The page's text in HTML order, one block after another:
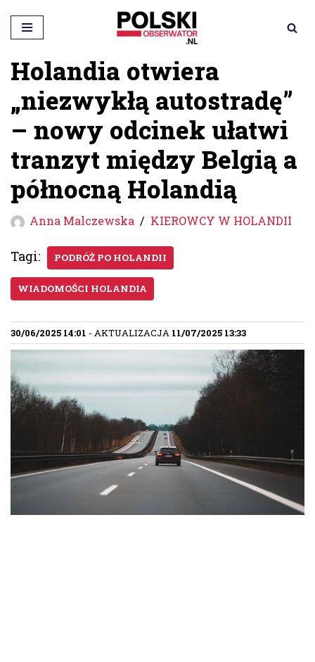
Przejdź
do
treści
Holandia otwiera
„niezwykłą autostradę”
– nowy odcinek ułatwi
tranzyt między Belgią a
północną Holandią
Anna Malczewska KIEROWCY W HOLANDII
Tagi: PODRÓŻ PO HOLANDII
WIADOMOŚCI HOLANDIA
30/06/2025 14:01 - AKTUALIZACJA 11/07/2025 13:33